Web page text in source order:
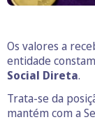
Os valores a
entidade
Social Direta.
Trata-se da
mantém com a